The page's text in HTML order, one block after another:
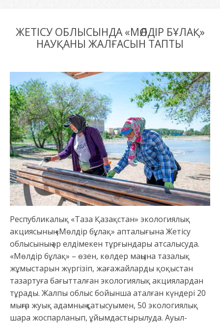
ЖЕТІСУ ОБЛЫСЫНДА «МӨЛДІР БҰЛАҚ»
НАУҚАНЫ ЖАЛҒАСЫН ТАПТЫ
Республикалық «Таза Қазақстан» экологиялық
акциясының «Мөлдір бұлақ» апталығына Жетісу
облысының әр елдімекен тұрғындары атсалысуда.
«Мөлдір бұлақ» – өзен, көлдер маңына тазалық
жұмыстарын жүргізіп, жағажайларды қоқыстан
тазартуға бағытталған экологиялық акциялардан
тұрады. Жалпы облыс бойынша аталған күндері 20
мыңға жуық адамның қатысуымен, 50 экологиялық
шара жоспарланып, ұйымдастырылуда. Ауыл-